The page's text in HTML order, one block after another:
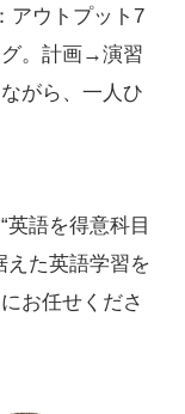
アウトプット7
グ。計画→演習
がら、一人ひ
英語を得意科目
えた英語学習を
お任せくださ